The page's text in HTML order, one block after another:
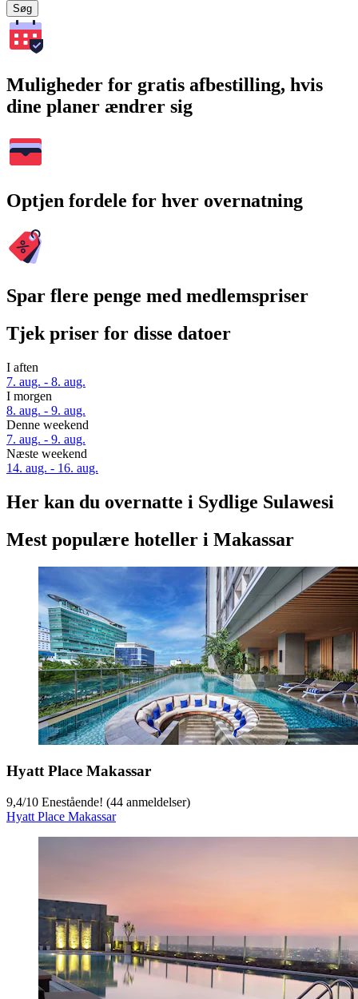
Søg
Muligheder for gratis afbestilling, hvis
dine planer ændrer sig
Optjen fordele for hver overnatning
Spar flere penge med medlemspriser
Tjek priser for disse datoer
I aften
7. aug. - 8. aug.
I morgen
8. aug. - 9. aug.
Denne weekend
7. aug. - 9. aug.
Næste weekend
14. aug. - 16. aug.
Her kan du overnatte i Sydlige Sulawesi
Mest populære hoteller i Makassar
Hyatt Place Makassar
9,4/10 Enestående! (44 anmeldelser)
Hyatt Place Makassar